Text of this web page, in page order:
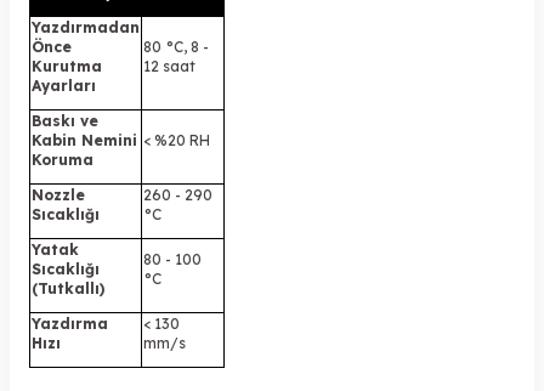
Yazdırmadan
Önce
Kurutma
Ayarları
80 °C, 8 -
12 saat
Baskı ve
Kabin Nemini
Koruma
< %20 RH
Nozzle
Sıcaklığı
260 - 290
°C
Yatak
Sıcaklığı
(Tutkallı)
80 - 100
°C
Yazdırma
Hızı
< 130
mm/s